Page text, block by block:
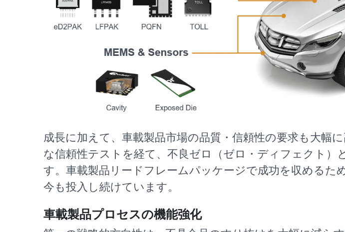
成長に加えて、車載製品市場の品質・信頼性の要求も大幅
な信頼性テストを経て、不良ゼロ（ゼロ・ディフェクト
す。車載製品リードフレームパッケージで成功を収めるた
今も投入し続けています。
車載製品プロセスの機能強化